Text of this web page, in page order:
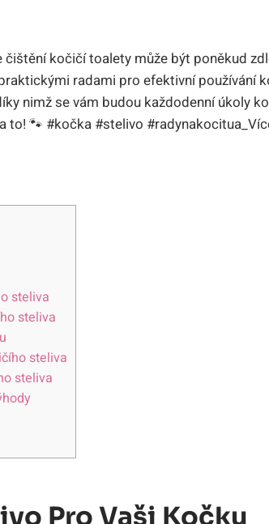
kočičí toalety může být poněkud
radami pro efektivní používání
nimž se vám budou každodenní úkoly
to! 🐾 #kočka #stelivo
steliva
steliva
steliva
steliva
Pro Vaši Kočku